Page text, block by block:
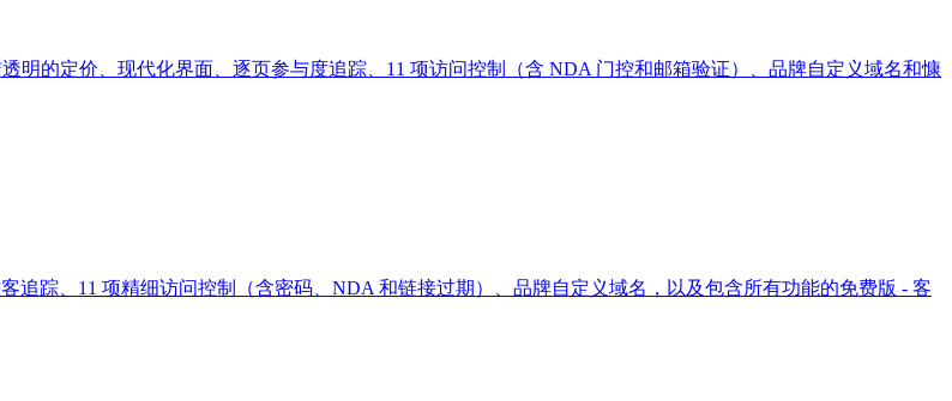
明的定价、现代化界面、逐页参与度追踪、11 项访问控制（含 NDA 门控和邮箱验证）、品牌自定义域名和慷
追踪、11 项精细访问控制（含密码、NDA 和链接过期）、品牌自定义域名，以及包含所有功能的免费版 - 客